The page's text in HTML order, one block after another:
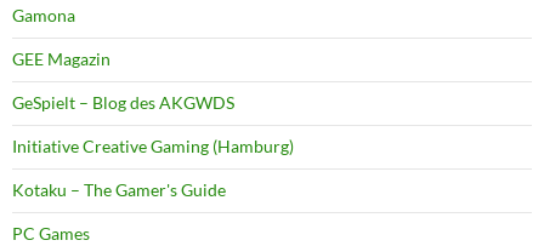
Gamona
GEE Magazin
GeSpielt – Blog des AKGWDS
Initiative Creative Gaming (Hamburg)
Kotaku – The Gamer's Guide
PC Games